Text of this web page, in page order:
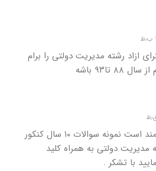
ازاد رشته مدیریت دولتی را برام
باشه
باسلام و تشکر ، خواهشمند است نمونه سوالات ۱۰ سال کنکور
مدیریت دولتی به همراه کلید
با تشکر .